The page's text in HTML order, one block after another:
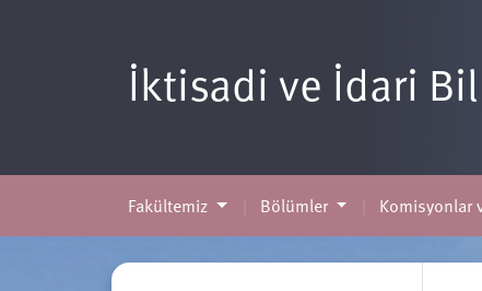
İktisadi ve İdari
Fakültemiz Bölümler Komisyonlar